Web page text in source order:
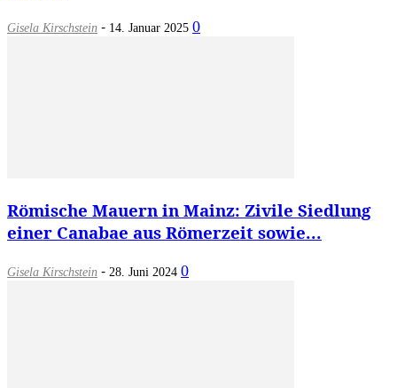
Gisela Kirschstein - 14. Januar 2025 0
Römische Mauern in Mainz: Zivile Siedlung
einer Canabae aus Römerzeit sowie...
Gisela Kirschstein - 28. Juni 2024 0